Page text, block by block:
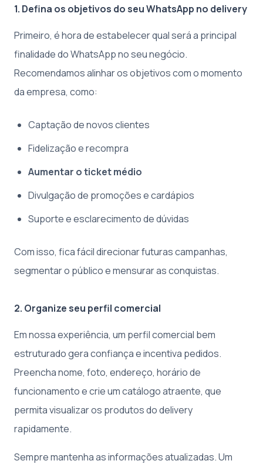
1. Defina os objetivos do seu WhatsApp no delivery
Primeiro, é hora de estabelecer qual será a principal
finalidade do WhatsApp no seu negócio.
Recomendamos alinhar os objetivos com o momento
da empresa, como:
Captação de novos clientes
Fidelização e recompra
Aumentar o ticket médio
Divulgação de promoções e cardápios
Suporte e esclarecimento de dúvidas
Com isso, fica fácil direcionar futuras campanhas,
segmentar o público e mensurar as conquistas.
2. Organize seu perfil comercial
Em nossa experiência, um perfil comercial bem
estruturado gera confiança e incentiva pedidos.
Preencha nome, foto, endereço, horário de
funcionamento e crie um catálogo atraente, que
permita visualizar os produtos do delivery
rapidamente.
Sempre mantenha as informações atualizadas. Um